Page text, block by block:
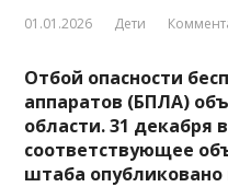
01.01.2026 Дети
Отбой опасности
аппаратов (БПЛА)
области. 31 декабря
соответствующее
штаба